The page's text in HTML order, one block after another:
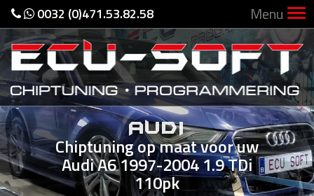
0032 (0)471.53.82.58 Menu
AUDI
Chiptuning op maat voor uw
Audi A6 1997-2004 1.9 TDi
110pk